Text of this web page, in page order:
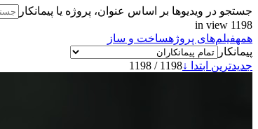
جستجو در ویدیوها بر اساس عنوان، پروژه یا پیمانکار
1198
همهفیلم‌های پروژهساخت و ساز
پیمانکار
جدیدترین ابتدا ↓1198
/
1198